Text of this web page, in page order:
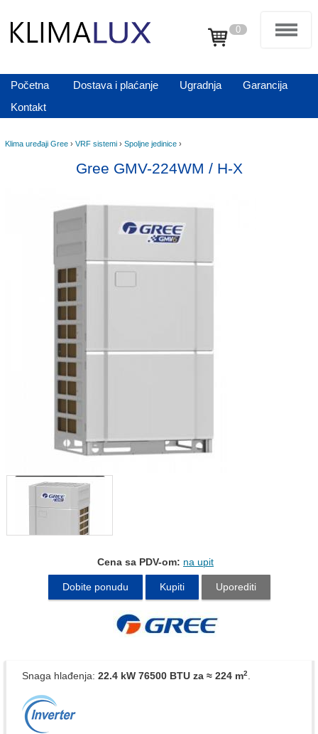
0
Početna Dostava i plaćanje Ugradnja
Garancija
Kontakt
Klima uređaji Gree › VRF sistemi › Spoljne jedinice ›
Gree GMV-224WM / H-X
Cena sa PDV-om: na upit
Dobite ponudu Kupiti Uporediti
Snaga hlađenja: 22.4 kW 76500 BTU za ≈ 224 m2.